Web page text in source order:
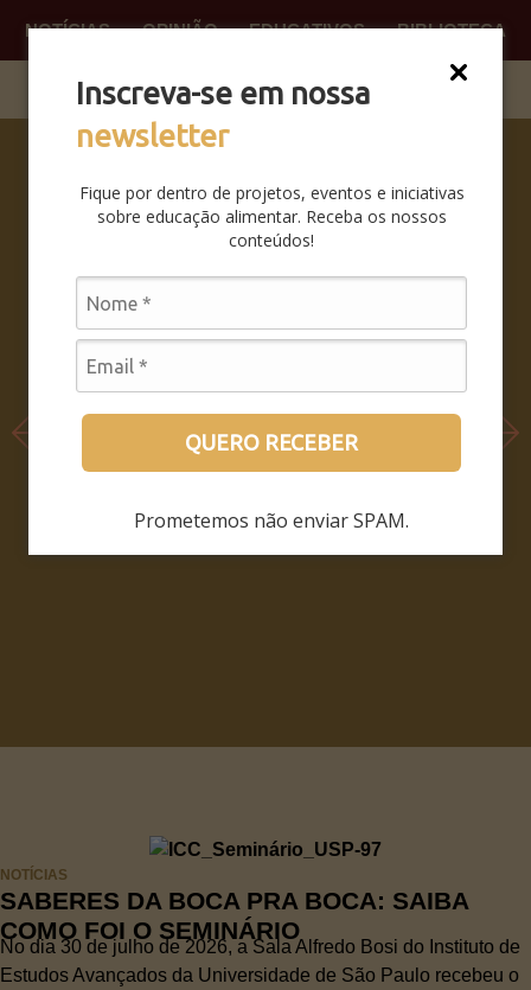
Inscreva-se em nossa
newsletter
Fique por dentro de projetos, eventos e iniciativas
sobre educação alimentar. Receba os nossos
conteúdos!
QUERO RECEBER
Prometemos não enviar SPAM.
NOTÍCIAS OPINIÃO EDUCATIVOS BIBLIOTECA
SABERES
DA BOCA
PRA BOCA:
COMO FOI
SEMINÁRIO
LEIA MAIS
NOTÍCIAS
SABERES DA BOCA PRA BOCA: SAIBA
COMO FOI O SEMINÁRIO
No dia 30 de julho de 2026, a Sala Alfredo Bosi do Instituto de
Estudos Avançados da Universidade de São Paulo recebeu o